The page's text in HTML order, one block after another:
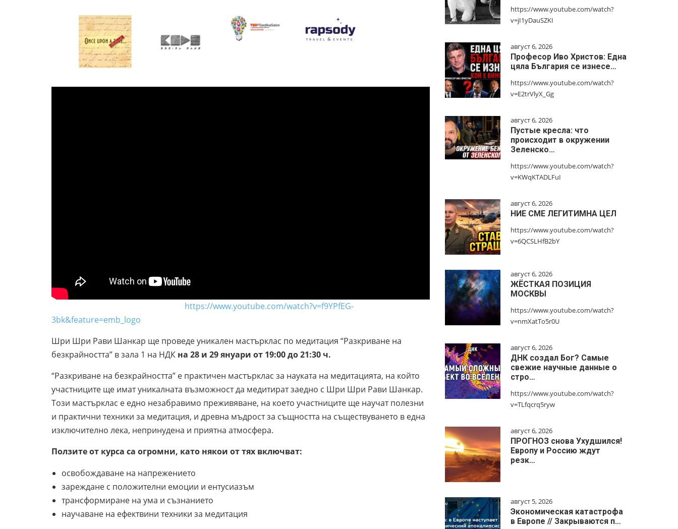
https://www.youtube.com/watch?v=f9YPfEG-
3bk&feature=emb_logo
Шри Шри Рави Шанкар ще проведе уникален мастърклас по медитация “Разкриване на
безкрайността” в зала 1 на НДК на 28 и 29 януари от 19:00 до 21:30 ч.
“Разкриване на безкрайността” е практичен мастърклас за науката на медитацията, на който
участниците ще имат уникалната възможност да медитират заедно с Шри Шри Рави Шанкар.
Този мастърклас е едно незабравимо преживяване, на което участниците ще научат полезни
и практични техники за медитация, и древна мъдрост за същността на съществуването в една
изключително лека, непринудена и приятна атмосфера.
Ползите от курса са огромни, като някои от тях включват:
освобождаване на напрежението
зареждане с положителни емоции и ентусиазъм
трансформиране на ума и съзнанието
научаване на ефектвини техники за медитация
https://www.youtube.com/watch?
v=jI1yDauSZKI
август 6, 2026
Професор Иво Христов: Една
цяла България се изнесе…
https://www.youtube.com/watch?
v=E2trVlyX_Gg
август 6, 2026
Пустые кресла: что
происходит в окружении
Зеленско…
https://www.youtube.com/watch?
v=KWqKTADLFuI
август 6, 2026
НИЕ СМЕ ЛЕГИТИМНА ЦЕЛ
https://www.youtube.com/watch?
v=6QCSLHfB2bY
август 6, 2026
ЖЁСТКАЯ ПОЗИЦИЯ
МОСКВЫ
https://www.youtube.com/watch?
v=nmXatTo5r0U
август 6, 2026
ДНК создал Бог? Самые
свежие научные данные о
стро…
https://www.youtube.com/watch?
v=TLfqcrq5ryw
август 6, 2026
ПРОГНОЗ снова Ухудшился!
Европу и Россию ждут
резк…
август 5, 2026
Экономическая катастрофа
в Европе // Закрываются п…